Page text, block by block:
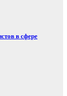
в сфере